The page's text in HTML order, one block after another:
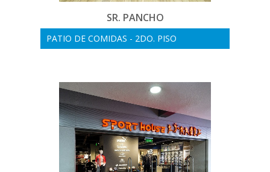
SR. PANCHO
PATIO DE COMIDAS - 2DO. PISO